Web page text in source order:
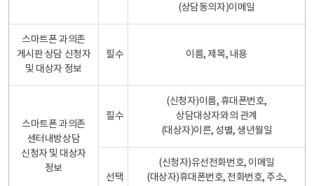
(상담동의자)이메일
스마트폰 과의존
게시판 상담 신청자
및 대상자 정보
필수 이름, 제목, 내용
스마트폰 과의존
센터내방상담
신청자 및 대상자
정보
필수
(신청자)이름, 휴대폰번호,
상담대상자와의 관계
(대상자)이른, 성별, 생년월일
선택
(신청자)유선전화번호, 이메일
(대상자)휴대폰번호, 전화번호, 주소,